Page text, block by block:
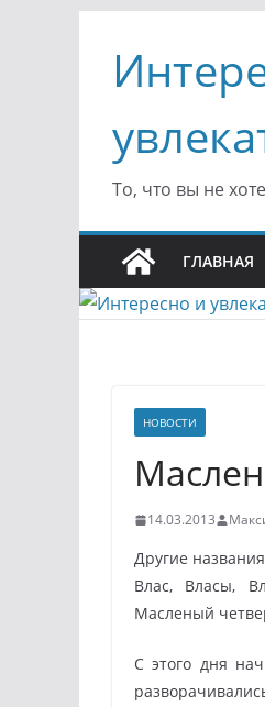
содержимому
То, что вы не
ГЛАВНАЯ
НОВОСТИ
14.03.2013
Другие
Влас, Власы,
Масленый
С этого дня